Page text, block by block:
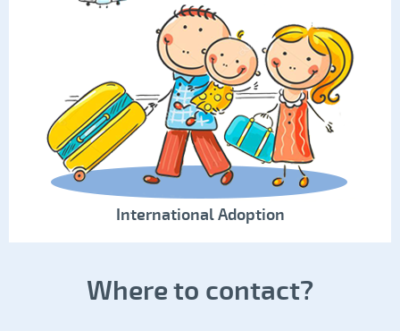
International Adoption
Where to contact?